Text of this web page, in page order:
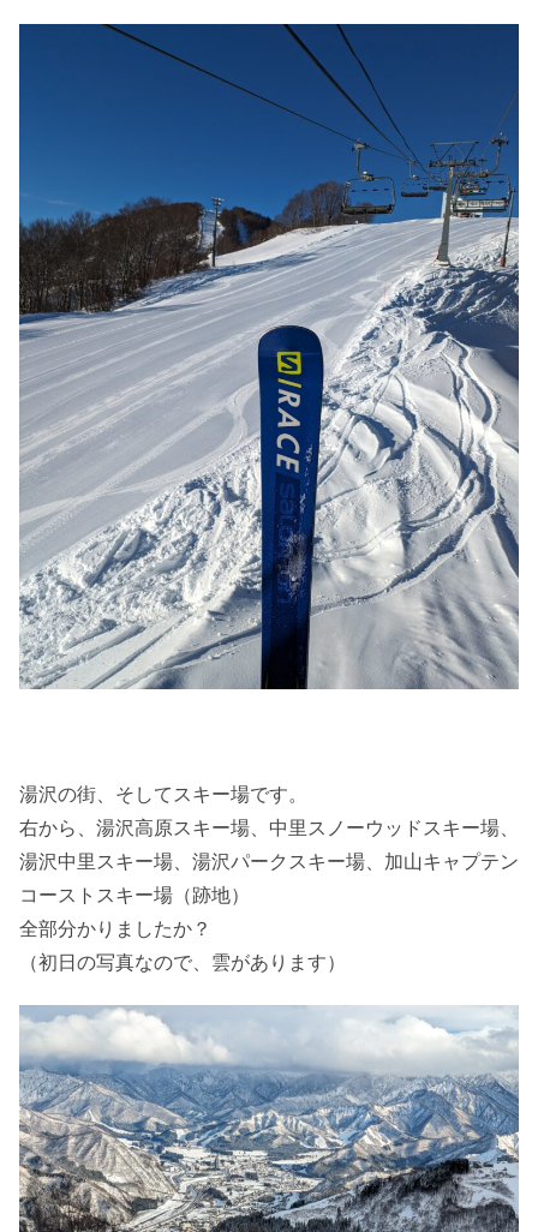
湯沢の街、そしてスキー場です。
右から、湯沢高原スキー場、中里スノーウッドスキー場、
湯沢中里スキー場、湯沢パークスキー場、加山キャプテン
コーストスキー場（跡地）
全部分かりましたか？
（初日の写真なので、雲があります）